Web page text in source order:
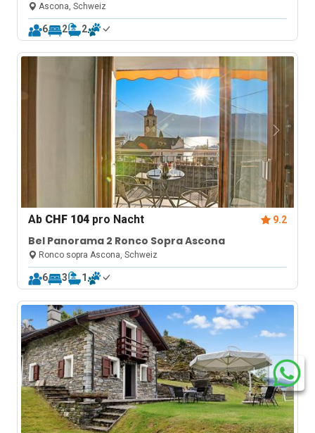
Ascona, Schweiz
6 2 2
Ab CHF 104 pro Nacht 9.2
Bel Panorama 2 Ronco Sopra Ascona
Ronco sopra Ascona, Schweiz
6 3 1